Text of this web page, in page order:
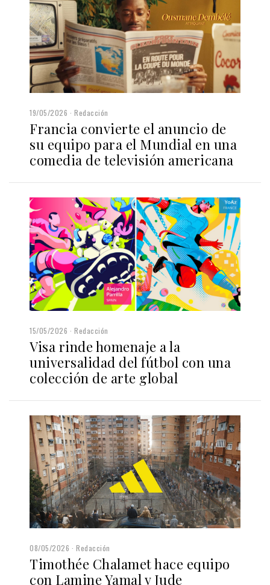
19/05/2026 Redacción
Francia convierte el anuncio de
su equipo para el Mundial en una
comedia de televisión americana
15/05/2026 Redacción
Visa rinde homenaje a la
universalidad del fútbol con una
colección de arte global
08/05/2026 Redacción
Timothée Chalamet hace equipo
con Lamine Yamal y Jude